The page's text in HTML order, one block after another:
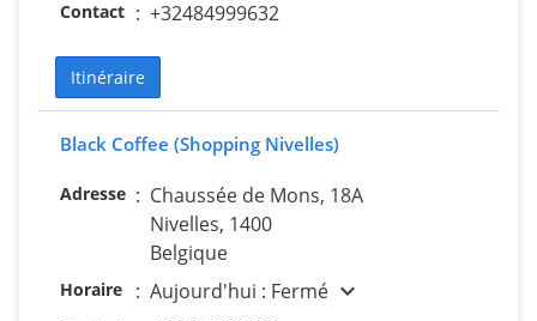
Contact : +32484999632
Itinéraire
Black Coffee (Shopping Nivelles)
Adresse : Chaussée de Mons, 18A
Nivelles, 1400
Belgique
Horaire : Aujourd'hui : Fermé expand_more